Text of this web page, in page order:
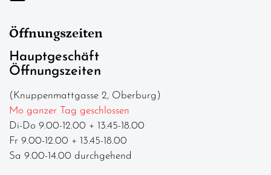
Öffnungszeiten
Hauptgeschäft
Öffnungszeiten
(Knuppenmattgasse 2, Oberburg)
Mo ganzer Tag geschlossen
Di-Do 9.00-12.00 + 13.45-18.00
Fr 9.00-12.00 + 13.45-18.00
Sa 9.00-14.00 durchgehend